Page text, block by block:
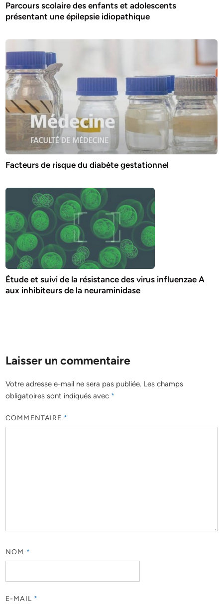
Parcours scolaire des enfants et adolescents
présentant une épilepsie idiopathique
Facteurs de risque du diabète gestationnel
Étude et suivi de la résistance des virus influenzae A
aux inhibiteurs de la neuraminidase
Laisser un commentaire
Votre adresse e-mail ne sera pas publiée. Les champs
obligatoires sont indiqués avec *
COMMENTAIRE *
NOM *
E-MAIL *